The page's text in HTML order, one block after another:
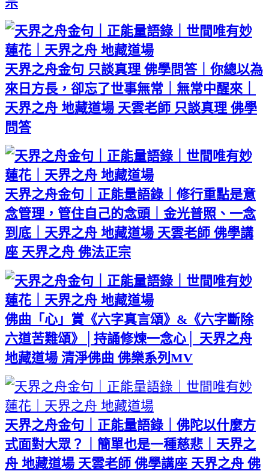
天界之舟金句 只談真理 佛學問答｜你總以為
來日方長，卻忘了世事無常｜無常中醒來｜
天界之舟 地藏道場 天雲老師 只談真理 佛學
問答
天界之舟金句｜正能量語錄｜修行重點是意
念管理，管住自己的念頭｜金光普照、一念
到底｜天界之舟 地藏道場 天雲老師 佛學講
座 天界之舟 佛法正宗
佛曲「心」賞《六字真言頌》&《六字斷除
六道苦難頌》│持誦修煉一念心│ 天界之舟
地藏道場 清淨佛曲 佛樂系列MV
天界之舟金句｜正能量語錄｜佛陀以什麼方
式面對大眾？｜簡單也是一種慈悲｜天界之
舟 地藏道場 天雲老師 佛學講座 天界之舟 佛